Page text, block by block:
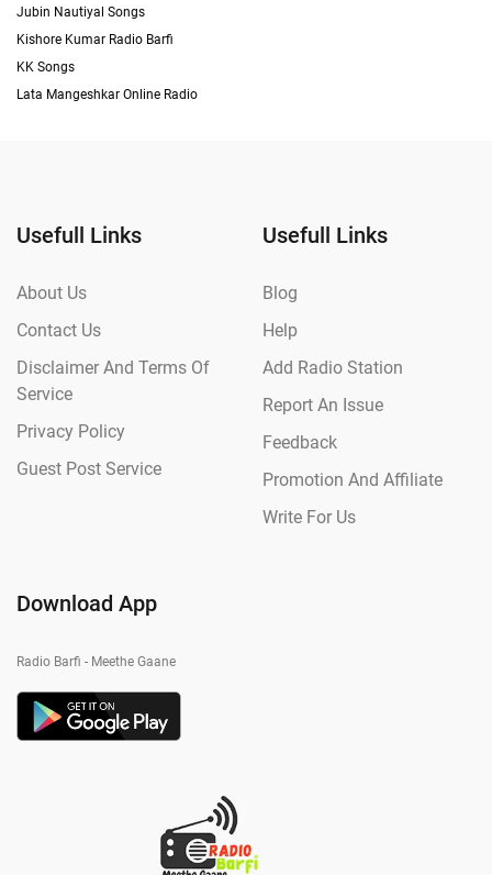
Jubin Nautiyal Songs
Kishore Kumar Radio Barfi
KK Songs
Lata Mangeshkar Online Radio
Usefull Links
About Us
Contact Us
Disclaimer And Terms Of
Service
Privacy Policy
Guest Post Service
Usefull Links
Blog
Help
Add Radio Station
Report An Issue
Feedback
Promotion And Affiliate
Write For Us
Download App
Radio Barfi - Meethe Gaane